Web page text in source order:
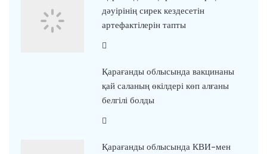
дәуірінің сирек кездесетін
артефактілерін тапты
Қарағанды облысында вакцинаны
қай саланың өкілдері көп алғаны
белгілі болды
Қарағанды облысында КВИ-мен